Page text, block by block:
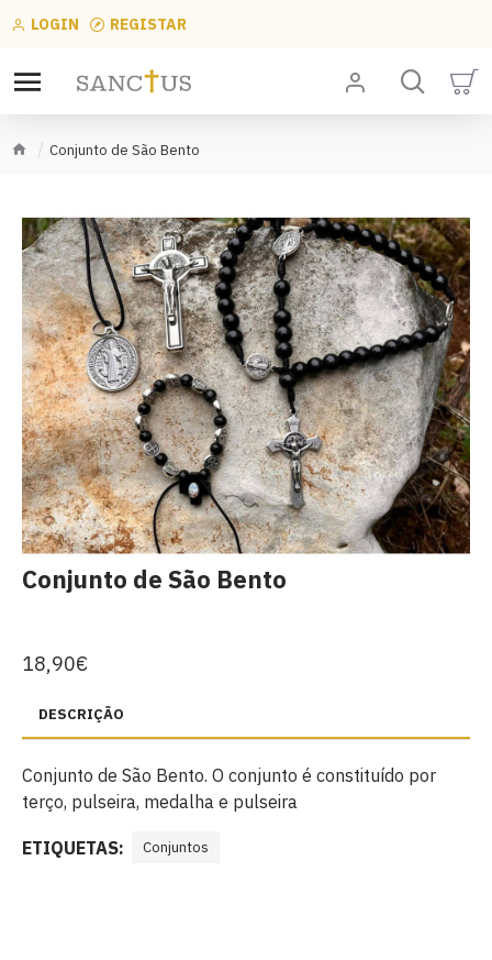
LOGIN REGISTAR
Conjunto de São Bento
Conjunto de São Bento
18,90€
DESCRIÇÃO
Conjunto de São Bento. O conjunto é constituído por
terço, pulseira, medalha e pulseira
ETIQUETAS: Conjuntos